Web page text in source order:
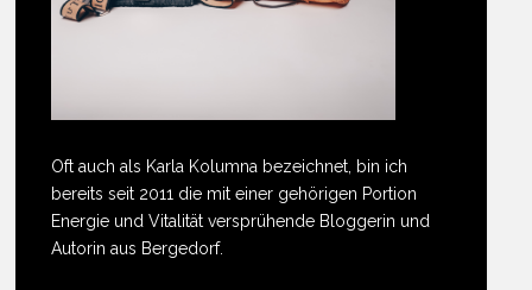
Oft auch als Karla Kolumna bezeichnet, bin ich
bereits seit 2011 die mit einer gehörigen Portion
Energie und Vitalität versprühende Bloggerin und
Autorin aus Bergedorf.